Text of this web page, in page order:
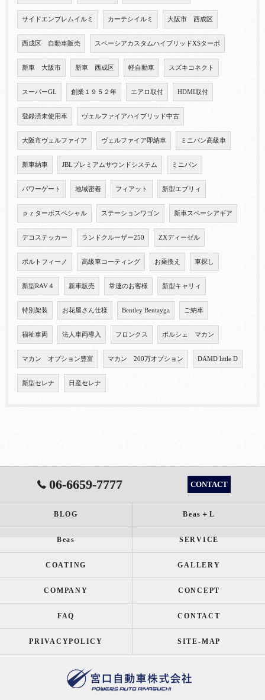
サイドエンブレムイルミ カーテシイルミ 大阪市 西成区
西成区 自動車販売 スペーシアカスタムハイブリッドXSターボ
新車 大阪市 新車 西成区 軽自動車 スズキコネクト
スーパーGL 創業１９５２年 エアロ取付 HDMI取付
登録済未使用車 ヴェルファイアハイブリッド中古
大阪市ヴェルファイア ヴェルファイア即納車 ミニバン高級車
新車納車 JBLプレミアムサウンドシステム ミニバン
パワーゲート 地域密着 フィアット 新型エブリィ
ｐｚターボスペシャル ステーションワゴン 新車スペーシアギア
デコステッカー ランドクルーザー250 ZXディーゼル
ポルトフィーノ 高級車コーティング お乗換え 車探し
新型RAV４ 新車販売 常連のお客様 新型キャリィ
特別架装 お花屋さん仕様 Bentley Bentayga ご納車
福祉車両 法人車両導入 フロンクス ポルシェ マカン
マカン オプション豊富 マカン 200万オプション DAMD little D
新型セレナ 日産セレナ
06-6659-7777 CONTACT
BLOG Beas＋L
Beas SERVICE
COATING GALLERY
COMPANY CONCEPT
FAQ CONTACT
PRIVACYPOLICY SITE-MAP